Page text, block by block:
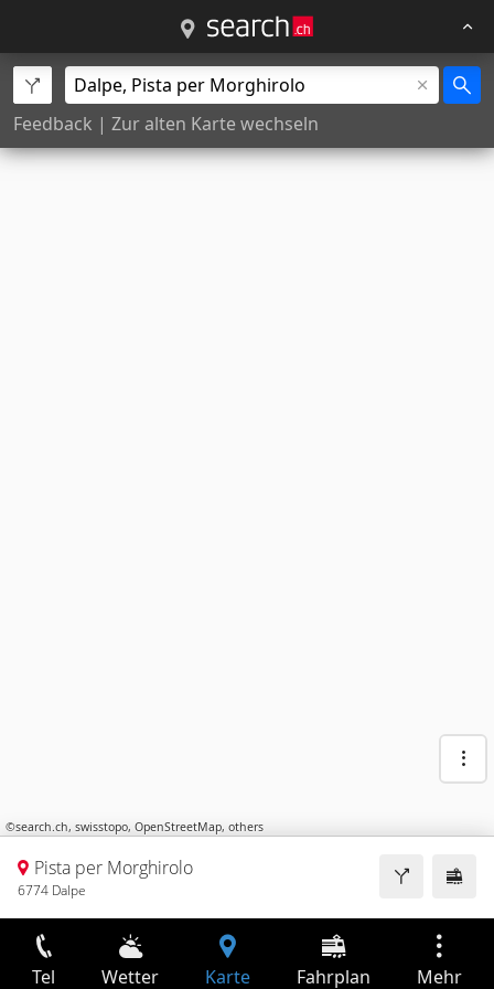
Feedback | Zur alten Karte wechseln
©search.ch, swisstopo, OpenStreetMap, others
Pista per Morghirolo
6774 Dalpe
Tel Wetter Karte Fahrplan Mehr